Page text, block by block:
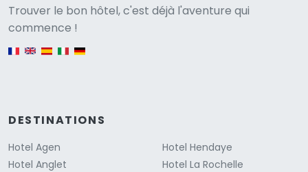
Trouver le bon hôtel, c'est déjà l'aventure qui
commence !
English version
DESTINATIONS
Hotel Agen
Hotel Anglet
Hotel Hendaye
Hotel La Rochelle